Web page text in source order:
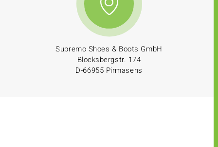
Supremo Shoes & Boots GmbH
Blocksbergstr. 174
D-66955 Pirmasens